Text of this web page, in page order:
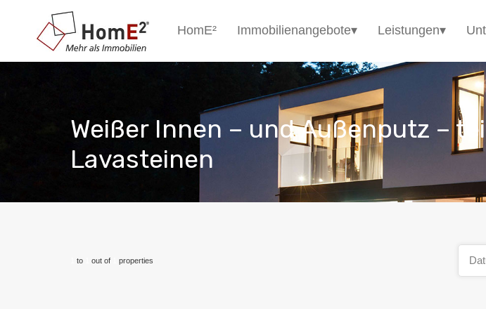
HomE²
HomE² Immobilienangebote▾ Leistungen▾
Weißer Innen – und Außenputz –
Lavasteinen
to out of properties